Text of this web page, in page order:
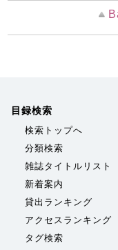
目録検索
検索トップへ
分類検索
雑誌タイトルリスト
新着案内
貸出ランキング
アクセスランキング
タグ検索